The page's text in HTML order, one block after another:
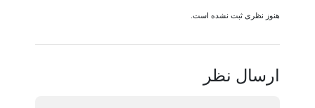
هنوز نظری ثبت نشده است.
ارسال نظر